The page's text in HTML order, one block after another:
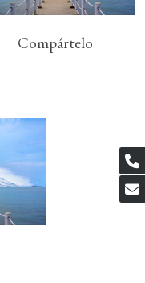
Compártelo